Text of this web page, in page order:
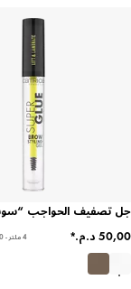
جل تصفيف الحواجب
4 ملتر - ‏12.500,00 د.م.‏ / لتر